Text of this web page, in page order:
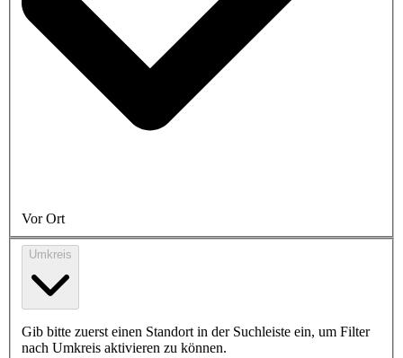
Vor Ort
Umkreis
Gib bitte zuerst einen Standort in der Suchleiste ein, um Filter
nach Umkreis aktivieren zu können.